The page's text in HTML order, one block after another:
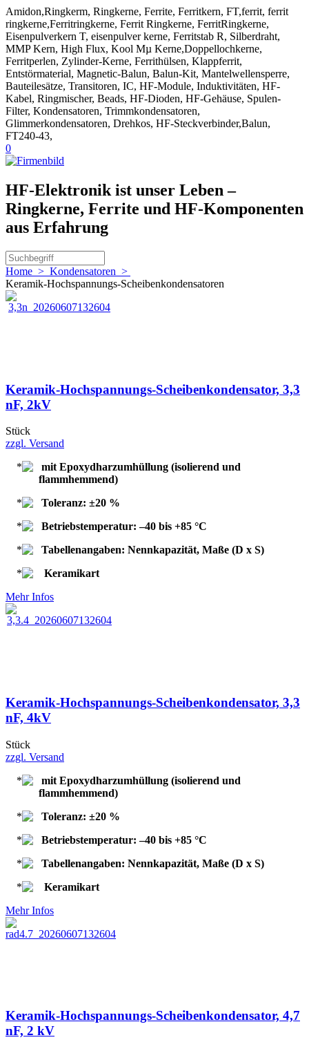
Amidon,Ringkerm, Ringkerne, Ferrite, Ferritkern, FT,ferrit, ferrit
ringkerne,Ferritringkerne, Ferrit Ringkerne, FerritRingkerne,
Eisenpulverkern T, eisenpulver kerne, Ferritstab R, Silberdraht,
MMP Kern, High Flux, Kool Mµ Kerne,Doppellochkerne,
Ferritperlen, Zylinder-Kerne, Ferrithülsen, Klappferrit,
Entstörmaterial, Magnetic-Balun, Balun-Kit, Mantelwellensperre,
Bauteilesätze, Transitoren, IC, HF-Module, Induktivitäten, HF-
Kabel, Ringmischer, Beads, HF-Dioden, HF-Gehäuse, Spulen-
Filter, Kondensatoren, Trimmkondensatoren,
Glimmerkondensatoren, Drehkos, HF-Steckverbinder,Balun,
FT240-43,
0
HF-Elektronik ist unser Leben –
Ringkerne, Ferrite und HF-Komponenten
aus Erfahrung
Home > Kondensatoren >
Keramik-Hochspannungs-Scheibenkondensatoren
Keramik-Hochspannungs-Scheibenkondensator, 3,3
nF, 2kV
Stück
zzgl. Versand
mit Epoxydharzumhüllung (isolierend und
flammhemmend)
Toleranz: ±20 %
Betriebstemperatur: –40 bis +85 °C
Tabellenangaben: Nennkapazität, Maße (D x S)
Keramikart
Mehr Infos
Keramik-Hochspannungs-Scheibenkondensator, 3,3
nF, 4kV
Stück
zzgl. Versand
mit Epoxydharzumhüllung (isolierend und
flammhemmend)
Toleranz: ±20 %
Betriebstemperatur: –40 bis +85 °C
Tabellenangaben: Nennkapazität, Maße (D x S)
Keramikart
Mehr Infos
Keramik-Hochspannungs-Scheibenkondensator, 4,7
nF, 2 kV